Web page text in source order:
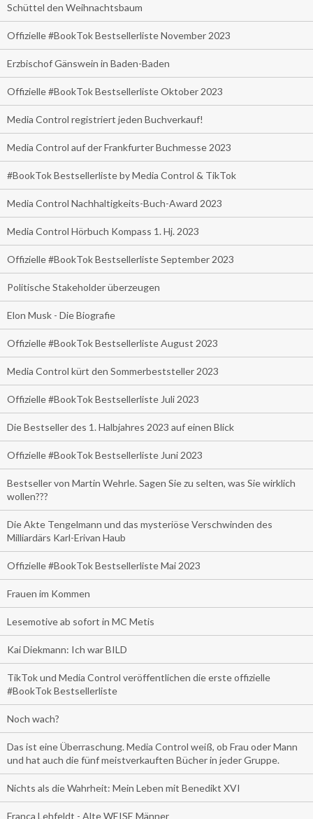
Schüttel den Weihnachtsbaum
Offizielle #BookTok Bestsellerliste November 2023
Erzbischof Gänswein in Baden-Baden
Offizielle #BookTok Bestsellerliste Oktober 2023
Media Control registriert jeden Buchverkauf!
Media Control auf der Frankfurter Buchmesse 2023
#BookTok Bestsellerliste by Media Control & TikTok
Media Control Nachhaltigkeits-Buch-Award 2023
Media Control Hörbuch Kompass 1. Hj. 2023
Offizielle #BookTok Bestsellerliste September 2023
Politische Stakeholder überzeugen
Elon Musk - Die Biografie
Offizielle #BookTok Bestsellerliste August 2023
Media Control kürt den Sommerbeststeller 2023
Offizielle #BookTok Bestsellerliste Juli 2023
Die Bestseller des 1. Halbjahres 2023 auf einen Blick
Offizielle #BookTok Bestsellerliste Juni 2023
Bestseller von Martin Wehrle. Sagen Sie zu selten, was Sie wirklich
wollen???
Die Akte Tengelmann und das mysteriöse Verschwinden des
Milliardärs Karl-Erivan Haub
Offizielle #BookTok Bestsellerliste Mai 2023
Frauen im Kommen
Lesemotive ab sofort in MC Metis
Kai Diekmann: Ich war BILD
TikTok und Media Control veröffentlichen die erste offizielle
#BookTok Bestsellerliste
Noch wach?
Das ist eine Überraschung. Media Control weiß, ob Frau oder Mann
und hat auch die fünf meistverkauften Bücher in jeder Gruppe.
Nichts als die Wahrheit: Mein Leben mit Benedikt XVI
Franca Lehfeldt - Alte WEISE Männer